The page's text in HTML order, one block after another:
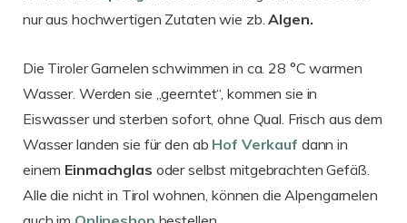
nur aus hochwertigen Zutaten wie zb.Algen.
Die Tiroler Garnelen schwimmen in ca. 28 °C warmen
Wasser. Werden sie „geerntet“, kommen sie in
Eiswasser und sterben sofort, ohne Qual. Frisch aus dem
Wasser landen sie für den ab Hof Verkauf dann in
einem Einmachglas oder selbst mitgebrachten Gefäß.
Alle die nicht in Tirol wohnen, können die Alpengarnelen